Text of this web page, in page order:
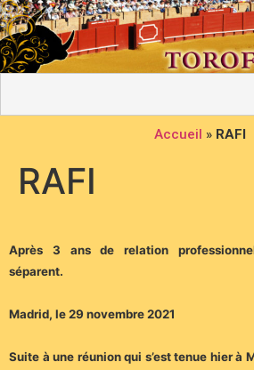
Accueil » RAFI
RAFI
Après 3 ans de relation
séparent.
Madrid, le 29 novembre 2021
Suite à une réunion qui s’est tenue hier à